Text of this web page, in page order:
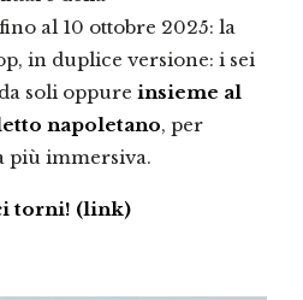
al 10 ottobre 2025: la
in duplice versione: i sei
soli oppure insieme al
napoletano, per
più immersiva.
torni! (link)